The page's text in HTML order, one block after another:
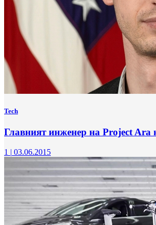
Tech
Главният инженер на Project Ara
1 | 03.06.2015